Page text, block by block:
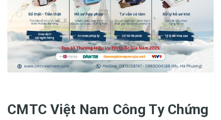
CMTC Việt Nam Công Ty Chứng